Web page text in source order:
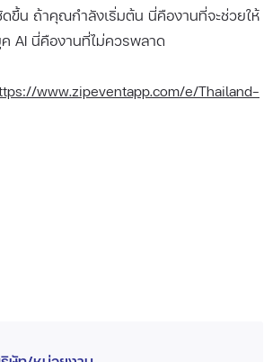
ขึ้น ถ้าคุณกำลังเริ่มต้น นี่คืองานที่จะช่วยให้
AI นี่คืองานที่ไม่ควรพลาด
www.zipeventapp.com/e/Thailand-